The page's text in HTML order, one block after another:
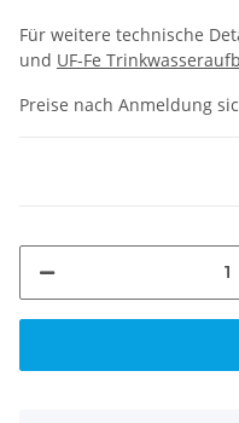
Für weitere technische
und UF-Fe
Preise nach Anmeldung